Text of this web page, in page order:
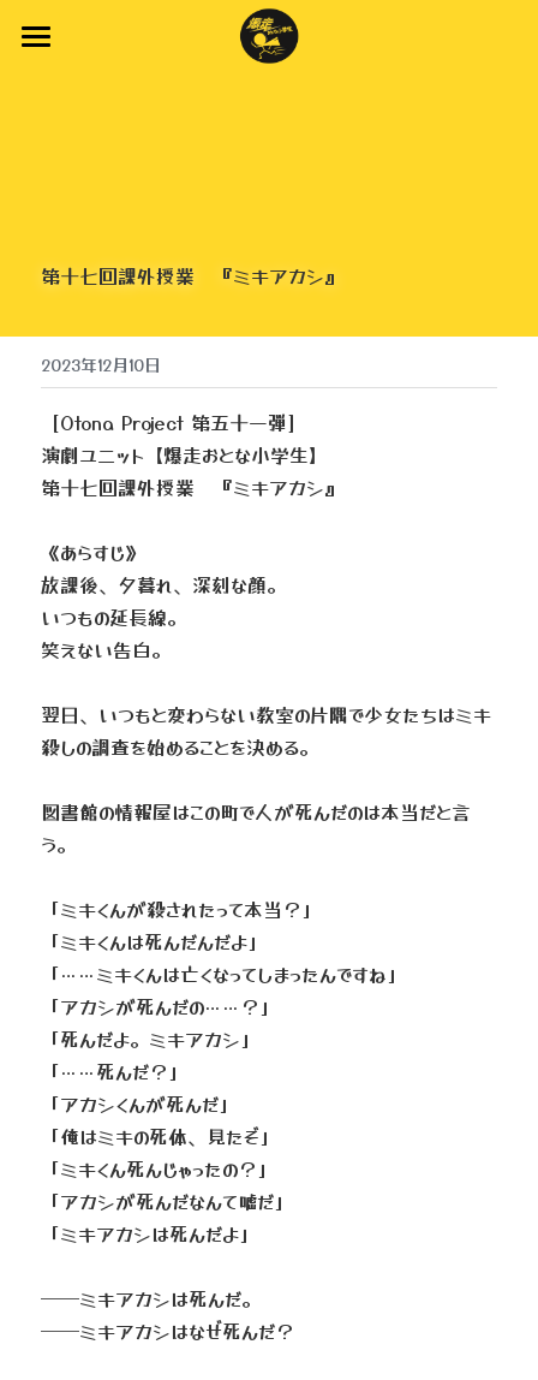
Youtube
Company
出演依頼
第十七回課外授業　『ミキアカシ』
2023年12月10日
［Otona Project 第五十一弾］
演劇ユニット【爆走おとな小学生】
第十七回課外授業　『ミキアカシ』
《あらすじ》
放課後、夕暮れ、深刻な顔。
いつもの延長線。
笑えない告白。
翌日、いつもと変わらない教室の片隅で少女たちはミキ
殺しの調査を始めることを決める。
図書館の情報屋はこの町で人が死んだのは本当だと言
う。
「ミキくんが殺されたって本当？」
「ミキくんは死んだんだよ」
「……ミキくんは亡くなってしまったんですね」
「アカシが死んだの……？」
「死んだよ。ミキアカシ」
「……死んだ？」
「アカシくんが死んだ」
「俺はミキの死体、見たぞ」
「ミキくん死んじゃったの？」
「アカシが死んだなんて嘘だ」
「ミキアカシは死んだよ」
──ミキアカシは死んだ。
──ミキアカシはなぜ死んだ？